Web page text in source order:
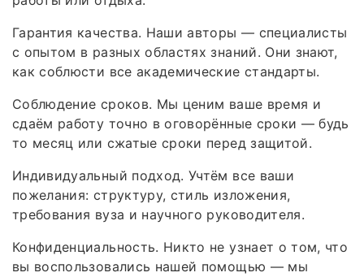
Гарантия качества. Наши авторы — специалисты
с опытом в разных областях знаний. Они знают,
как соблюсти все академические стандарты.
Соблюдение сроков. Мы ценим ваше время и
сдаём работу точно в оговорённые сроки — будь
то месяц или сжатые сроки перед защитой.
Индивидуальный подход. Учтём все ваши
пожелания: структуру, стиль изложения,
требования вуза и научного руководителя.
Конфиденциальность. Никто не узнает о том, что
вы воспользовались нашей помощью — мы